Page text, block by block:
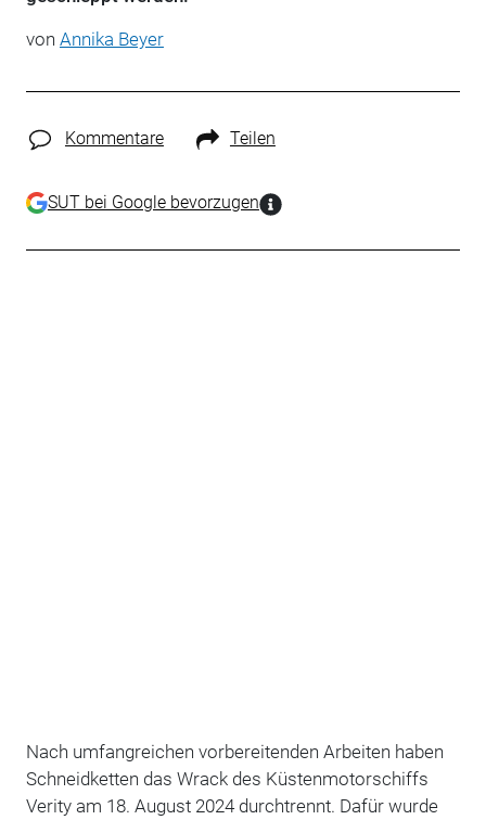
von Annika Beyer
Kommentare Teilen
SUT bei Google bevorzugen
Nach umfangreichen vorbereitenden Arbeiten haben
Schneidketten das Wrack des Küstenmotorschiffs
Verity am 18. August 2024 durchtrennt. Dafür wurde